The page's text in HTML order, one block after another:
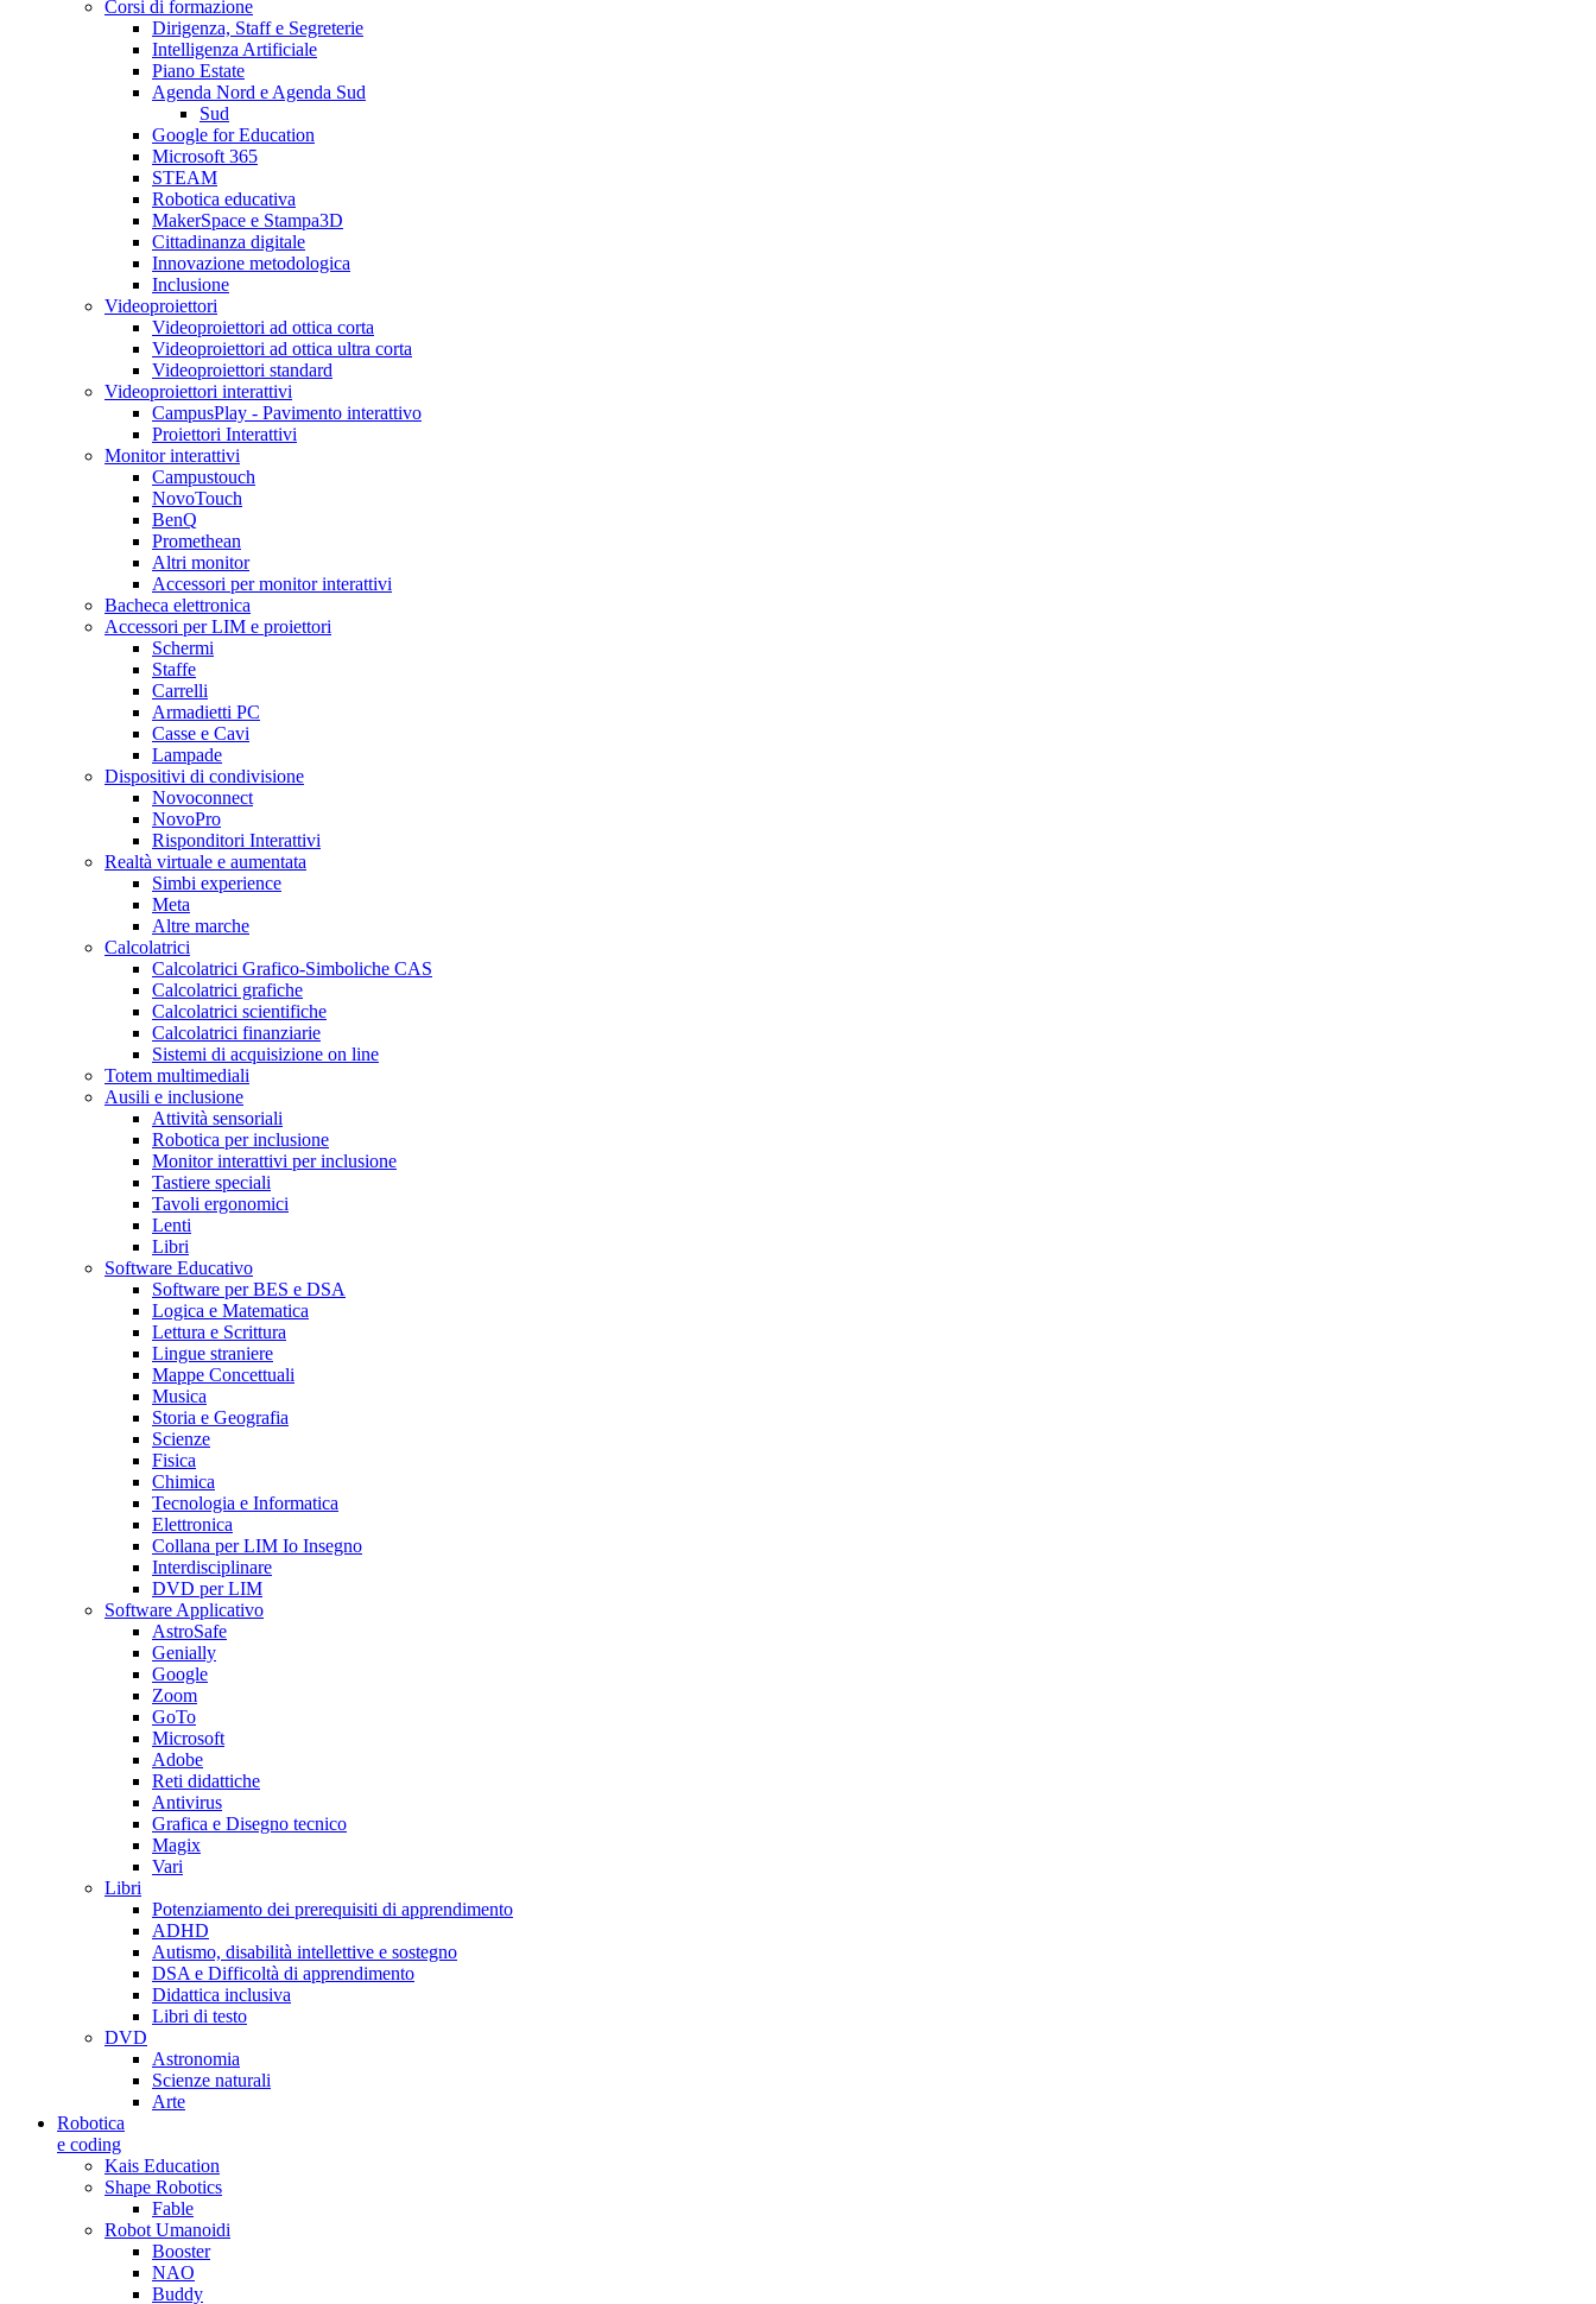
Corsi di formazione
Dirigenza, Staff e Segreterie
Intelligenza Artificiale
Piano Estate
Agenda Nord e Agenda Sud
Sud
Google for Education
Microsoft 365
STEAM
Robotica educativa
MakerSpace e Stampa3D
Cittadinanza digitale
Innovazione metodologica
Inclusione
Videoproiettori
Videoproiettori ad ottica corta
Videoproiettori ad ottica ultra corta
Videoproiettori standard
Videoproiettori interattivi
CampusPlay - Pavimento interattivo
Proiettori Interattivi
Monitor interattivi
Campustouch
NovoTouch
BenQ
Promethean
Altri monitor
Accessori per monitor interattivi
Bacheca elettronica
Accessori per LIM e proiettori
Schermi
Staffe
Carrelli
Armadietti PC
Casse e Cavi
Lampade
Dispositivi di condivisione
Novoconnect
NovoPro
Risponditori Interattivi
Realtà virtuale e aumentata
Simbi experience
Meta
Altre marche
Calcolatrici
Calcolatrici Grafico-Simboliche CAS
Calcolatrici grafiche
Calcolatrici scientifiche
Calcolatrici finanziarie
Sistemi di acquisizione on line
Totem multimediali
Ausili e inclusione
Attività sensoriali
Robotica per inclusione
Monitor interattivi per inclusione
Tastiere speciali
Tavoli ergonomici
Lenti
Libri
Software Educativo
Software per BES e DSA
Logica e Matematica
Lettura e Scrittura
Lingue straniere
Mappe Concettuali
Musica
Storia e Geografia
Scienze
Fisica
Chimica
Tecnologia e Informatica
Elettronica
Collana per LIM Io Insegno
Interdisciplinare
DVD per LIM
Software Applicativo
AstroSafe
Genially
Google
Zoom
GoTo
Microsoft
Adobe
Reti didattiche
Antivirus
Grafica e Disegno tecnico
Magix
Vari
Libri
Potenziamento dei prerequisiti di apprendimento
ADHD
Autismo, disabilità intellettive e sostegno
DSA e Difficoltà di apprendimento
Didattica inclusiva
Libri di testo
DVD
Astronomia
Scienze naturali
Arte
Robotica
e coding
Kais Education
Shape Robotics
Fable
Robot Umanoidi
Booster
NAO
Buddy